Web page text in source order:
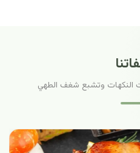
النكهات وتشبع شغف الطهي